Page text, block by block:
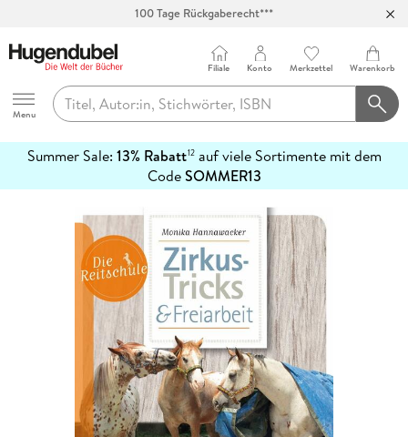
100 Tage Rückgaberecht***
Hugendubel
Menu
Filiale Konto Merkzettel Warenkorb
Summer Sale: 13% Rabatt12auf viele Sortimente mit dem
CodeSOMMER13
erfahren